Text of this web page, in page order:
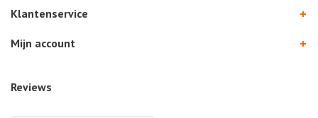
Klantenservice
Mijn account
Reviews